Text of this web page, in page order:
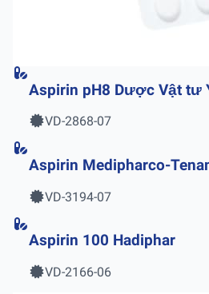
Aspirin pH8 Dược Vật tư
VD-2868-07
Aspirin Medipharco-
VD-3194-07
Aspirin 100 Hadiphar
VD-2166-06